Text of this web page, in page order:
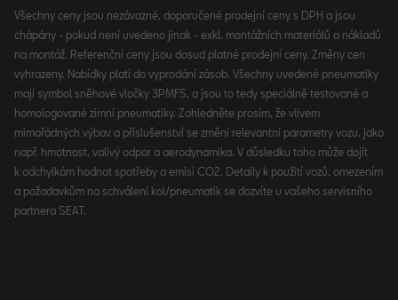
Všechny ceny jsou nezávazné, doporučené prodejní ceny s DPH a jsou
chápány - pokud není uvedeno jinak - exkl. montážních materiálů a nákladů
na montáž. Referenční ceny jsou dosud platné prodejní ceny. Změny cen
vyhrazeny. Nabídky platí do vyprodání zásob. Všechny uvedené pneumatiky
mají symbol sněhové vločky 3PMFS, a jsou to tedy speciálně testované a
homologované zimní pneumatiky. Zohledněte prosím, že vlivem
mimořádných výbav a příslušenství se změní relevantní parametry vozu, jako
např. hmotnost, valivý odpor a aerodynamika. V důsledku toho může dojít
k odchylkám hodnot spotřeby a emisí CO2. Detaily k použití vozů, omezením
a požadavkům na schválení kol/pneumatik se dozvíte u vašeho servisního
partnera SEAT.